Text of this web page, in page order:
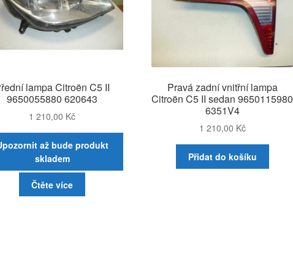
lampa Citroën C5 II
9650055880 620643
1 210,00 Kč
až bude produkt
skladem
Čtěte více
Pravá zadní vnitřní lampa
Citroën C5 II sedan 9650115980
6351V4
1 210,00 Kč
Přidat do košíku